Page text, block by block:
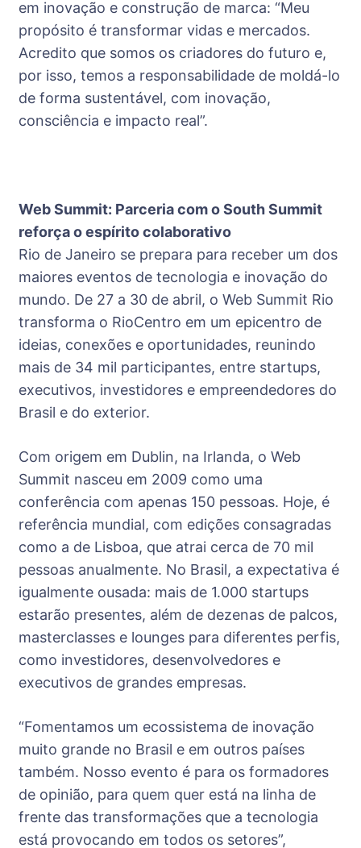
em inovação e construção de marca: “Meu
propósito é transformar vidas e mercados.
Acredito que somos os criadores do futuro e,
por isso, temos a responsabilidade de moldá-lo
de forma sustentável, com inovação,
consciência e impacto real”.
Web Summit: Parceria com o South Summit
reforça o espírito colaborativo
Rio de Janeiro se prepara para receber um dos
maiores eventos de tecnologia e inovação do
mundo. De 27 a 30 de abril, o Web Summit Rio
transforma o RioCentro em um epicentro de
ideias, conexões e oportunidades, reunindo
mais de 34 mil participantes, entre startups,
executivos, investidores e empreendedores do
Brasil e do exterior.
Com origem em Dublin, na Irlanda, o Web
Summit nasceu em 2009 como uma
conferência com apenas 150 pessoas. Hoje, é
referência mundial, com edições consagradas
como a de Lisboa, que atrai cerca de 70 mil
pessoas anualmente. No Brasil, a expectativa é
igualmente ousada: mais de 1.000 startups
estarão presentes, além de dezenas de palcos,
masterclasses e lounges para diferentes perfis,
como investidores, desenvolvedores e
executivos de grandes empresas.
“Fomentamos um ecossistema de inovação
muito grande no Brasil e em outros países
também. Nosso evento é para os formadores
de opinião, para quem quer está na linha de
frente das transformações que a tecnologia
está provocando em todos os setores”,